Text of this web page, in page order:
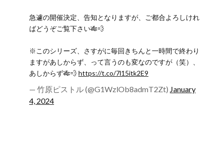
急遽の開催決定、告知となりますが、ご都合よろしけれ
ばどうぞご覧下さい🎋💨
※このシリーズ、さすがに毎回きちんと一時間で終わり
ますがあしからず、って言うのも変なのですが（笑）、
あしからず🎋💨https://t.co/7l15itk2E9
— 竹原ピストル (@G1WzlOb8admT2Zt) January
4, 2024